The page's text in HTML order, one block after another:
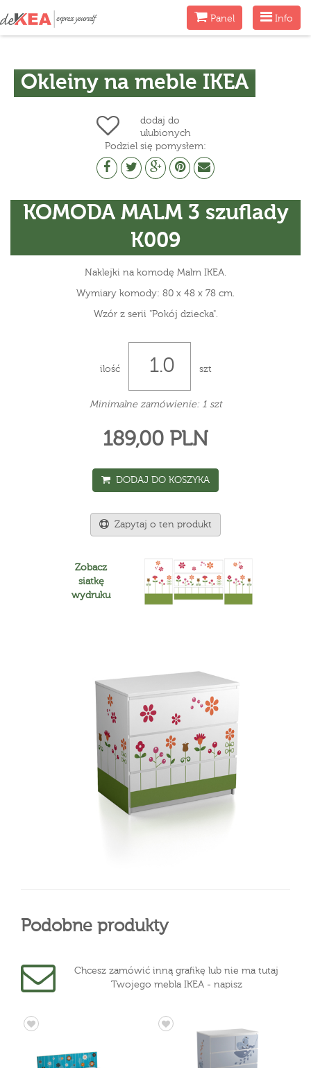
Menu
Info
MenuPanel
Okleiny na meble IKEA
dodaj do
ulubionych
Podziel się pomysłem:
KOMODA MALM 3 szuflady
K009
Naklejki na komodę Malm IKEA.
Wymiary komody: 80 x 48 x 78 cm.
Wzór z serii "Pokój dziecka".
ilość szt
Minimalne zamówienie: 1 szt
189,00 PLN
DODAJ DO KOSZYKA
Zapytaj o ten produkt
Zobacz
siatkę
wydruku
Podobne produkty
Chcesz zamówić inną grafikę lub nie ma tutaj
Twojego mebla IKEA - napisz